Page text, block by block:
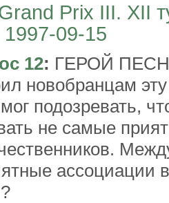
Prix III. XII
09-15
12: ГЕРОЙ
новобранцам
подозревать,
не самые
ассоциации